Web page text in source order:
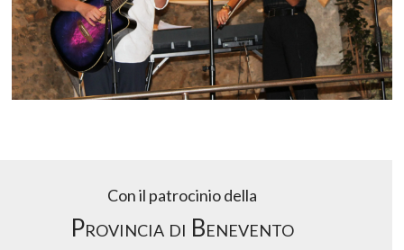
Con il patrocinio della
Provincia di Benevento